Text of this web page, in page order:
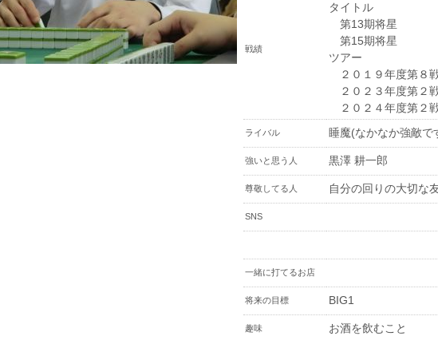
戦績
タイトル
第13期将星
第15期将星
ツアー
２０１９年度第８
２０２３年度第２
２０２４年度第２
ライバル 睡魔(なかなか強敵
強いと思う人 黒澤 耕一郎
尊敬してる人 自分の回りの大切な
SNS
一緒に打てるお店
将来の目標 BIG1
趣味 お酒を飲むこと